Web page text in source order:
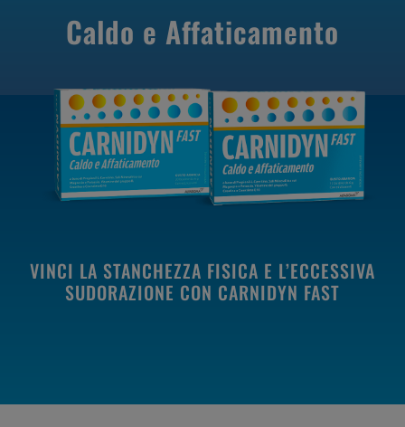
Caldo e Affaticamento
VINCI LA STANCHEZZA FISICA E L’ECCESSIVA
SUDORAZIONE CON CARNIDYN FAST